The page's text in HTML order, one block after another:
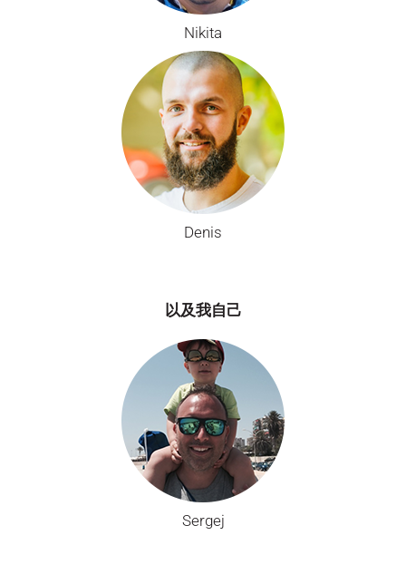
Nikita
Denis
以及我自己
Sergej